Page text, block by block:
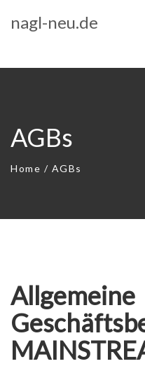
nagl-neu.de
AGBs
Home / AGBs
Allgemeine